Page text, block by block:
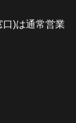
)は通常営業